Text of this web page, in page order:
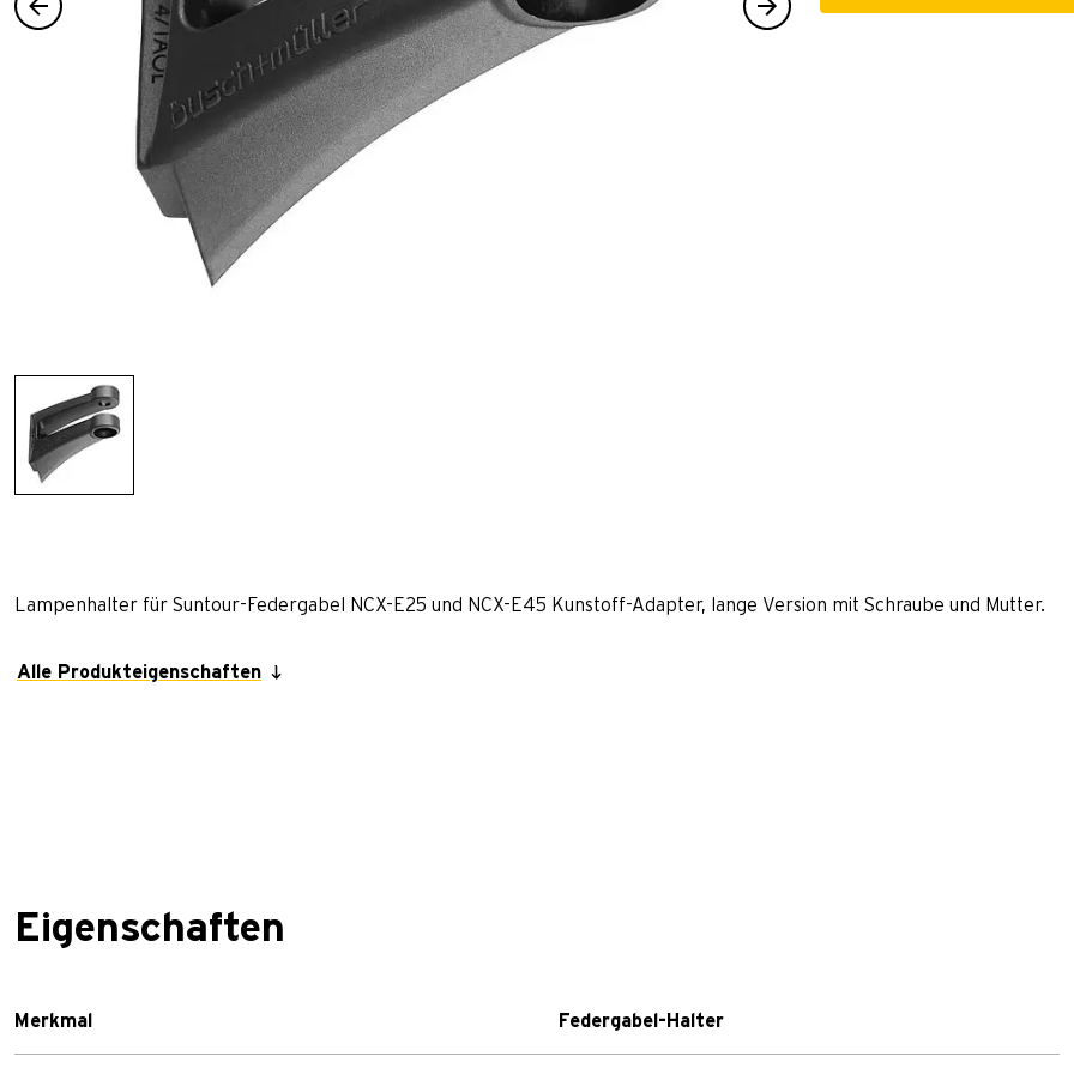
Lampenhalter für Suntour-Federgabel NCX-E25 und NCX-E45 Kunstoff-Adapter, lange Version mit Schraube und Mutter.
Alle Produkteigenschaften
Eigenschaften
Merkmal Federgabel-Halter